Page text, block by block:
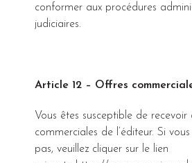
conformer aux procédures
judiciaires.
Article 12 – Offres
Vous êtes susceptible de recevoir
commerciales de l’éditeur. Si
pas, veuillez cliquer sur le lien